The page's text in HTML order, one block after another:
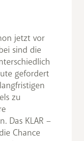
jetzt vor
sind die
gefordert
zu
Das KLAR –
Chance